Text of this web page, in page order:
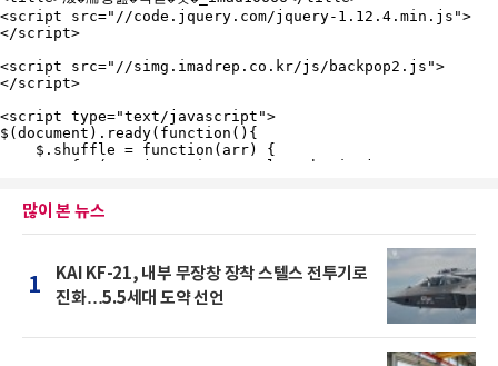
많이 본 뉴스
1
KAI KF-21, 내부 무장창 장착 스텔스 전투기로
진화…5.5세대 도약 선언